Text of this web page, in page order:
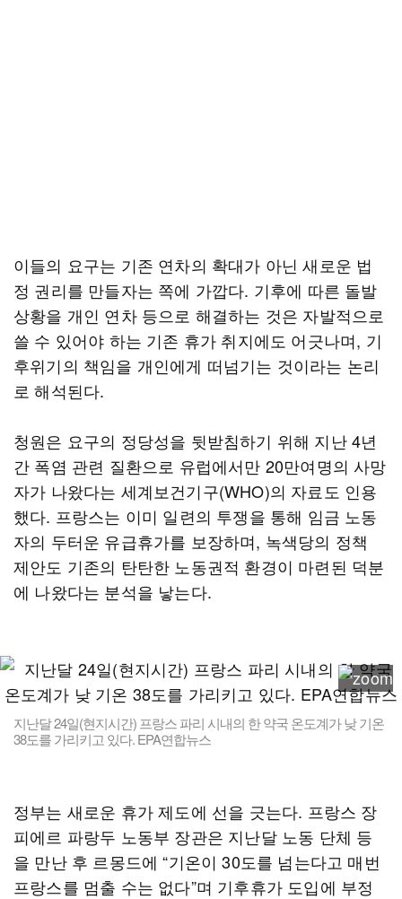
이들의 요구는 기존 연차의 확대가 아닌 새로운 법
정 권리를 만들자는 쪽에 가깝다. 기후에 따른 돌발
상황을 개인 연차 등으로 해결하는 것은 자발적으로
쓸 수 있어야 하는 기존 휴가 취지에도 어긋나며, 기
후위기의 책임을 개인에게 떠넘기는 것이라는 논리
로 해석된다.
청원은 요구의 정당성을 뒷받침하기 위해 지난 4년
간 폭염 관련 질환으로 유럽에서만 20만여명의 사망
자가 나왔다는 세계보건기구(WHO)의 자료도 인용
했다. 프랑스는 이미 일련의 투쟁을 통해 임금 노동
자의 두터운 유급휴가를 보장하며, 녹색당의 정책
제안도 기존의 탄탄한 노동권적 환경이 마련된 덕분
에 나왔다는 분석을 낳는다.
지난달 24일(현지시간) 프랑스 파리 시내의 한 약국 온도계가 낮 기온
38도를 가리키고 있다. EPA연합뉴스
정부는 새로운 휴가 제도에 선을 긋는다. 프랑스 장
피에르 파랑두 노동부 장관은 지난달 노동 단체 등
을 만난 후 르몽드에 “기온이 30도를 넘는다고 매번
프랑스를 멈출 수는 없다”며 기후휴가 도입에 부정